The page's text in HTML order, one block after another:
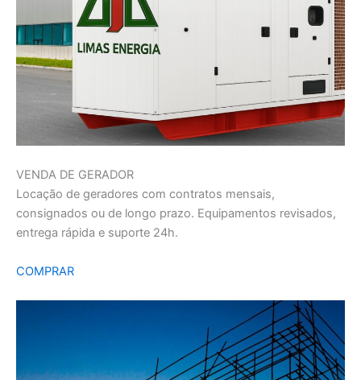
VENDA DE GERADOR
Locação de geradores com contratos mensais,
consignados ou de longo prazo. Equipamentos revisados,
entrega rápida e suporte 24h.
COMPRAR